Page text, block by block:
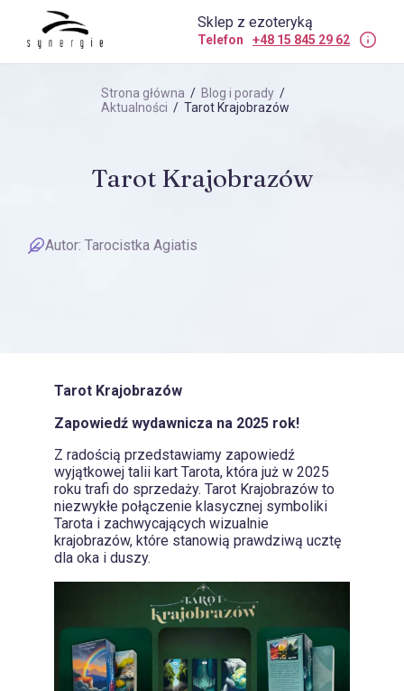
Sklep z ezoteryką
Telefon +48 15 845 29 62
Strona główna / Blog i porady /
Aktualności / Tarot Krajobrazów
Tarot Krajobrazów
Autor: Tarocistka Agiatis
Tarot Krajobrazów
Zapowiedź wydawnicza na 2025 rok!
Z radością przedstawiamy zapowiedź
wyjątkowej talii kart Tarota, która już w 2025
roku trafi do sprzedaży. Tarot Krajobrazów to
niezwykłe połączenie klasycznej symboliki
Tarota i zachwycających wizualnie
krajobrazów, które stanowią prawdziwą ucztę
dla oka i duszy.